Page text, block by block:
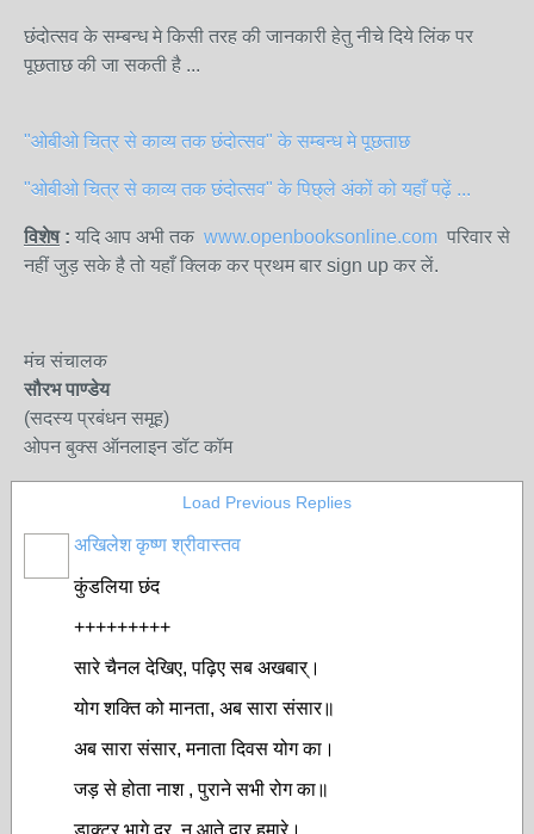
छंदोत्सव के सम्बन्ध मे किसी तरह की जानकारी हेतु नीचे दिये लिंक पर
पूछताछ की जा सकती है ...
"ओबीओ चित्र से काव्य तक छंदोत्सव" के सम्बन्ध मे पूछताछ
"ओबीओ चित्र से काव्य तक छंदोत्सव" के पिछ्ले अंकों को यहाँ पढ़ें ...
विशेष : यदि आप अभी तक www.openbooksonline.com परिवार से
नहीं जुड़ सके है तो यहाँ क्लिक कर प्रथम बार sign up कर लें.
मंच संचालक
सौरभ पाण्डेय
(सदस्य प्रबंधन समूह)
ओपन बुक्स ऑनलाइन डॉट कॉम
Load Previous Replies
अखिलेश कृष्ण श्रीवास्तव
कुंडलिया छंद
+++++++++
सारे चैनल देखिए, पढ़िए सब अखबार्।
योग शक्ति को मानता, अब सारा संसार॥
अब सारा संसार, मनाता दिवस योग का।
जड़ से होता नाश , पुराने सभी रोग का॥
डाक्टर भागे दूर, न आते द्वार हमारे।